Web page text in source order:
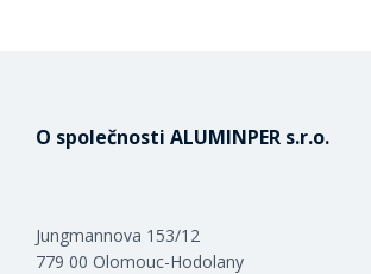
O společnosti ALUMINPER s.r.o.
Jungmannova 153/12
779 00 Olomouc-Hodolany